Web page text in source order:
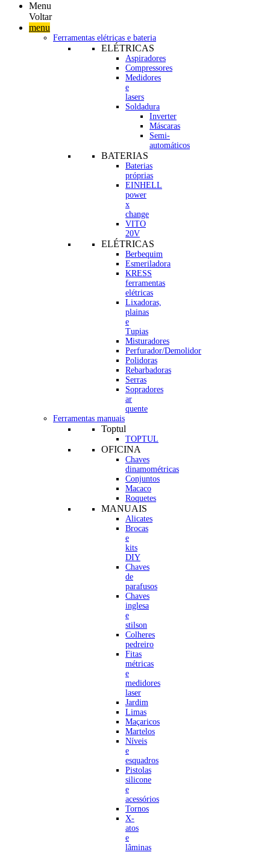
Menu
Voltar
menu
Ferramentas elétricas e bateria
ELÉTRICAS
Aspiradores
Compressores
Medidores
e
lasers
Soldadura
Inverter
Máscaras
Semi-
automáticos
BATERIAS
Baterias
próprias
EINHELL
power
x
change
VITO
20V
ELÉTRICAS
Berbequim
Esmeriladora
KRESS
ferramentas
elétricas
Lixadoras,
plainas
e
Tupias
Misturadores
Perfurador/Demolidor
Polidoras
Rebarbadoras
Serras
Sopradores
ar
quente
Ferramentas manuais
Toptul
TOPTUL
OFICINA
Chaves
dinamométricas
Conjuntos
Macaco
Roquetes
MANUAIS
Alicates
Brocas
e
kits
DIY
Chaves
de
parafusos
Chaves
inglesa
e
stilson
Colheres
pedreiro
Fitas
métricas
e
medidores
laser
Jardim
Limas
Maçaricos
Martelos
Níveis
e
esquadros
Pistolas
silicone
e
acessórios
Tornos
X-
atos
e
lâminas